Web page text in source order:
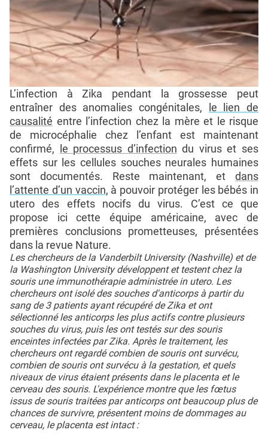
L’infection à Zika pendant la grossesse peut
entraîner des anomalies congénitales, le lien de
causalité entre l’infection chez la mère et le risque
de microcéphalie chez l’enfant est maintenant
confirmé, le processus d’infection du virus et ses
effets sur les cellules souches neurales humaines
sont documentés. Reste maintenant, et dans
l’attente d’un vaccin, à pouvoir protéger les bébés in
utero des effets nocifs du virus. C’est ce que
propose ici cette équipe américaine, avec de
premières conclusions prometteuses, présentées
dans la revue Nature.
Les chercheurs de la Vanderbilt University (Nashville) et de
la Washington University développent et testent chez la
souris une immunothérapie administrée in utero. Les
chercheurs ont isolé des souches d'anticorps à partir du
sang de 3 patients ayant récupéré de Zika et ont
sélectionné les anticorps les plus actifs contre plusieurs
souches du virus, puis les ont testés sur des souris
enceintes infectées par Zika. Après le traitement, les
chercheurs ont regardé combien de souris ont survécu,
combien de souris ont survécu à la gestation, et quels
niveaux de virus étaient présents dans le placenta et le
cerveau des souris. L'expérience montre que les fœtus
issus de souris traitées par anticorps ont beaucoup plus de
chances de survivre, présentent moins de dommages au
cerveau, le placenta est intact :